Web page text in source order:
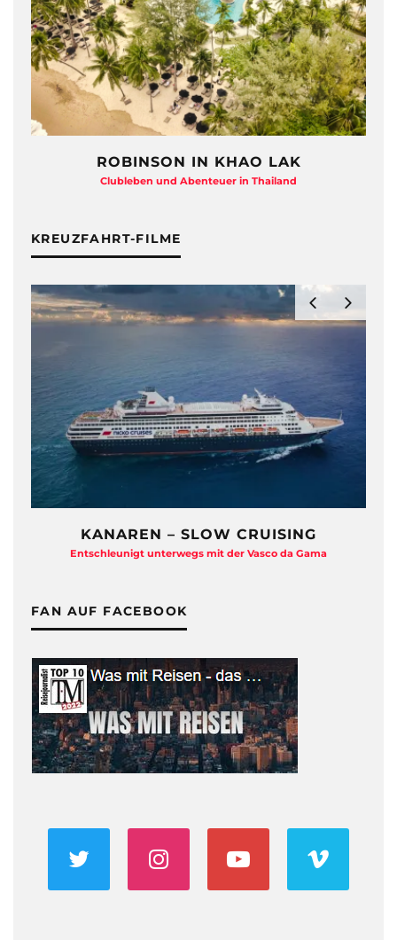
ROBINSON IN KHAO LAK
Clubleben und Abenteuer in Thailand
KREUZFAHRT-FILME
KANAREN – SLOW CRUISING
Entschleunigt unterwegs mit der Vasco da Gama
FAN AUF FACEBOOK